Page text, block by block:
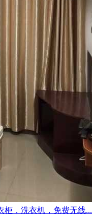
柜，洗衣机，免费无线...